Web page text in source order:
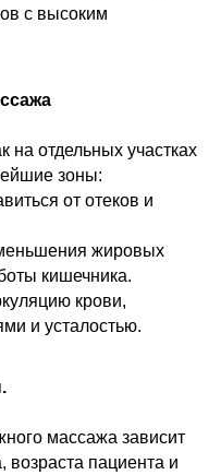
с высоким
на отдельных участках
зоны:
от отеков и
жировых
кишечника.
крови,
и усталостью.
массажа зависит
возраста пациента и